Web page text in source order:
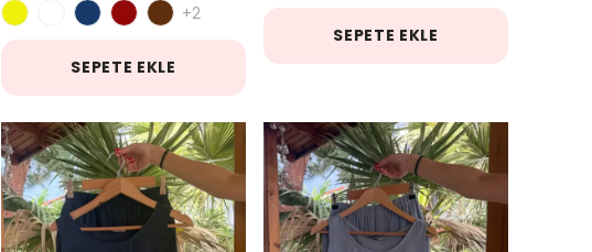
+2
SEPETE EKLE
SEPETE EKLE